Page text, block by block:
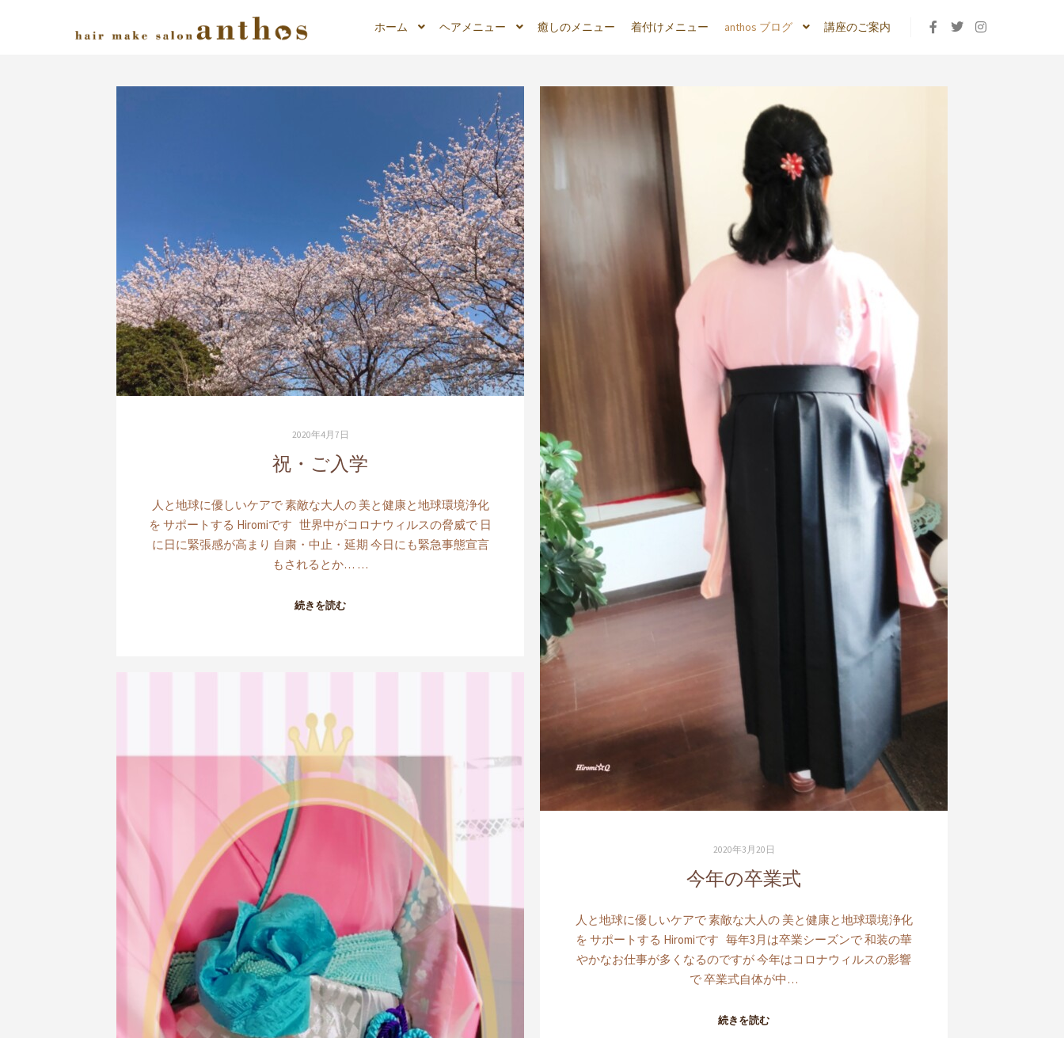
ホーム ヘアメニュー 癒しのメニュー 着付けメニュー anthos ブログ 講座のご案内
2020年4月7日
祝・ご入学
人と地球に優しいケアで 素敵な大人の 美と健康と地球環境浄化
を サポートする Hiromiです 世界中がコロナウィルスの脅威で 日
に日に緊張感が高まり 自粛・中止・延期 今日にも緊急事態宣言
もされるとか… …
続きを読む
2020年3月20日
今年の卒業式
人と地球に優しいケアで 素敵な大人の 美と健康と地球環境浄化
を サポートする Hiromiです 毎年3月は卒業シーズンで 和装の華
やかなお仕事が多くなるのですが 今年はコロナウィルスの影響
で 卒業式自体が中…
続きを読む